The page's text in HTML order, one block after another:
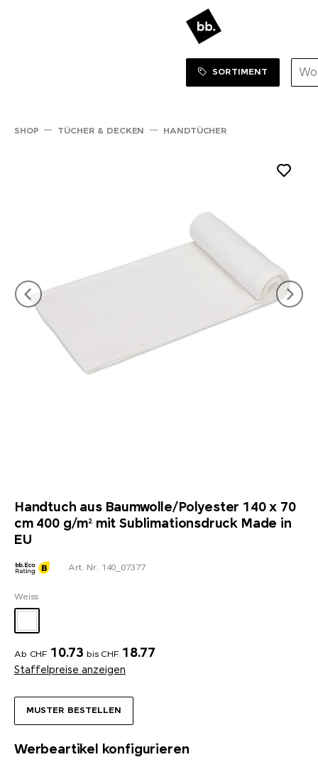
ZUM SHOP
SORTIMENT
SHOP TÜCHER & DECKEN HANDTÜCHER
Handtuch aus Baumwolle/Polyester 140 x 70
cm 400 g/m² mit Sublimationsdruck Made in
EU
MUSTER BESTELLEN
Art. Nr. 140_07377
Weiss
Ab CHF 10.73 bis CHF 18.77
Staffelpreise anzeigen
Werbeartikel konfigurieren